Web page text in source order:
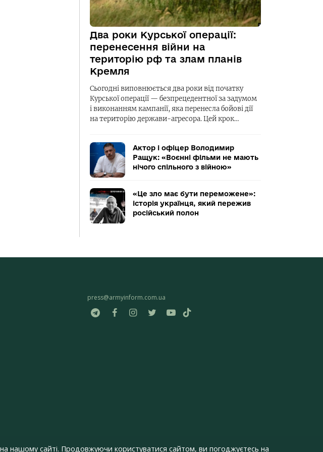
Два роки Курської операції:
перенесення війни на
територію рф та злам планів
Кремля
Сьогодні виповнюється два роки від початку
Курської операції — безпрецедентної за задумом
і виконанням кампанії, яка перенесла бойові дії
на територію держави-агресора. Цей крок…
Актор і офіцер Володимир
Ращук: «Воєнні фільми не мають
нічого спільного з війною»
«Це зло має бути переможене»:
історія українця, який пережив
російський полон
press@armyinform.com.ua
сайті. Продовжуючи користуватися сайтом, ви погоджуєтесь на